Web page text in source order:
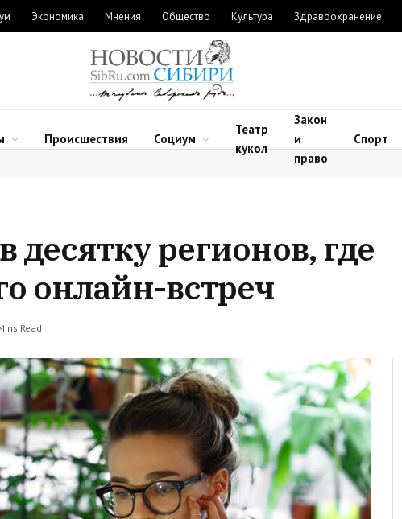
Экономика Мнения Общество Культура Здравоохранение
Происшествия Социум
Театр
кукол
Закон
и
право
Спорт
регионов, где
онлайн-встреч
Read